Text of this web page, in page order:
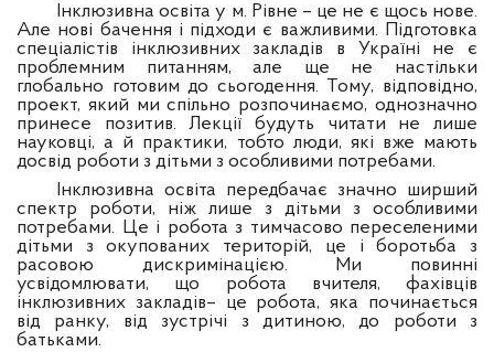
Інклюзивна освіта у м. Рівне – це не є щось нове.
Але нові бачення і підходи є важливими. Підготовка
спеціалістів інклюзивних закладів в Україні не є
проблемним питанням, але ще не настільки
глобально готовим до сьогодення. Тому, відповідно,
проект, який ми спільно розпочинаємо, однозначно
принесе позитив. Лекції будуть читати не лише
науковці, а й практики, тобто люди, які вже мають
досвід роботи з дітьми з особливими потребами.
Інклюзивна освіта передбачає значно ширший
спектр роботи, ніж лише з дітьми з особливими
потребами. Це і робота з тимчасово переселеними
дітьми з окупованих територій, це і боротьба з
расовою дискримінацією. Ми повинні
усвідомлювати, що робота вчителя, фахівців
інклюзивних закладів– це робота, яка починається
від ранку, від зустрічі з дитиною, до роботи з
батьками.